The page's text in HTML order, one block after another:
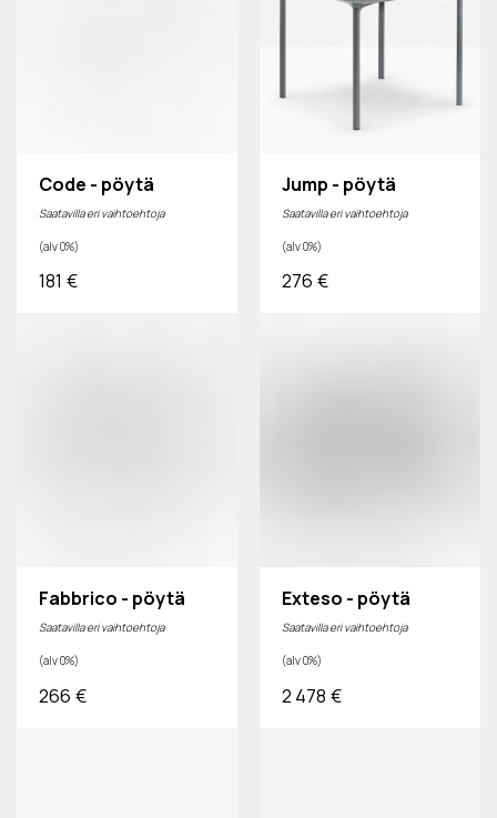
Code - pöytä
Saatavilla eri vaihtoehtoja
(alv 0%)
181 €
Jump - pöytä
Saatavilla eri vaihtoehtoja
(alv 0%)
276 €
Fabbrico - pöytä
Saatavilla eri vaihtoehtoja
(alv 0%)
266 €
Exteso - pöytä
Saatavilla eri vaihtoehtoja
(alv 0%)
2 478 €